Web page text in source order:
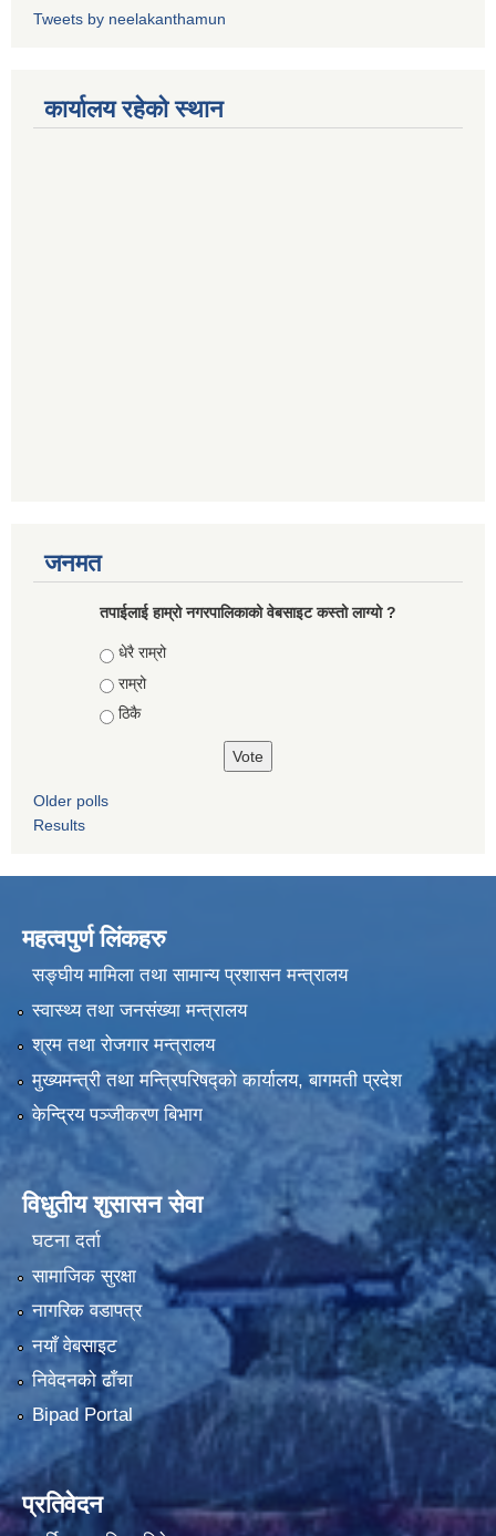
Tweets by neelakanthamun
कार्यालय रहेको स्थान
जनमत
तपाईलाई हाम्रो नगरपालिकाको वेबसाइट कस्तो लाग्यो ?
Choices
धेरै राम्रो
राम्रो
ठिकै
Older polls
Results
महत्वपुर्ण लिंकहरु
सङ्घीय मामिला तथा सामान्य प्रशासन मन्त्रालय
स्वास्थ्य तथा जनसंख्या मन्त्रालय
श्रम तथा रोजगार मन्त्रालय
मुख्यमन्त्री तथा मन्त्रिपरिषद्को कार्यालय, बागमती प्रदेश
केन्द्रिय पञ्जीकरण बिभाग
विधुतीय शुसासन सेवा
घटना दर्ता
सामाजिक सुरक्षा
नागरिक वडापत्र
नयाँ वेबसाइट
निवेदनको ढाँचा
Bipad Portal
प्रतिवेदन